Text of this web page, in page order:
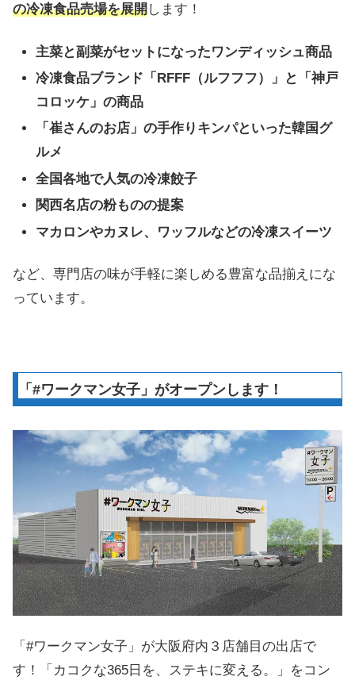
の冷凍食品売場を展開します！
主菜と副菜がセットになったワンディッシュ商品
冷凍食品ブランド「RFFF（ルフフフ）」と「神戸
コロッケ」の商品
「崔さんのお店」の手作りキンパといった韓国グ
ルメ
全国各地で人気の冷凍餃子
関西名店の粉ものの提案
マカロンやカヌレ、ワッフルなどの冷凍スイーツ
など、専門店の味が手軽に楽しめる豊富な品揃えにな
っています。
「#ワークマン女子」がオープンします！
「#ワークマン女子」が大阪府内３店舗目の出店で
す！「カコクな365日を、ステキに変える。」をコン